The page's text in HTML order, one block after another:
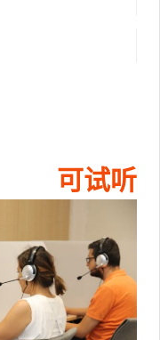
可试听